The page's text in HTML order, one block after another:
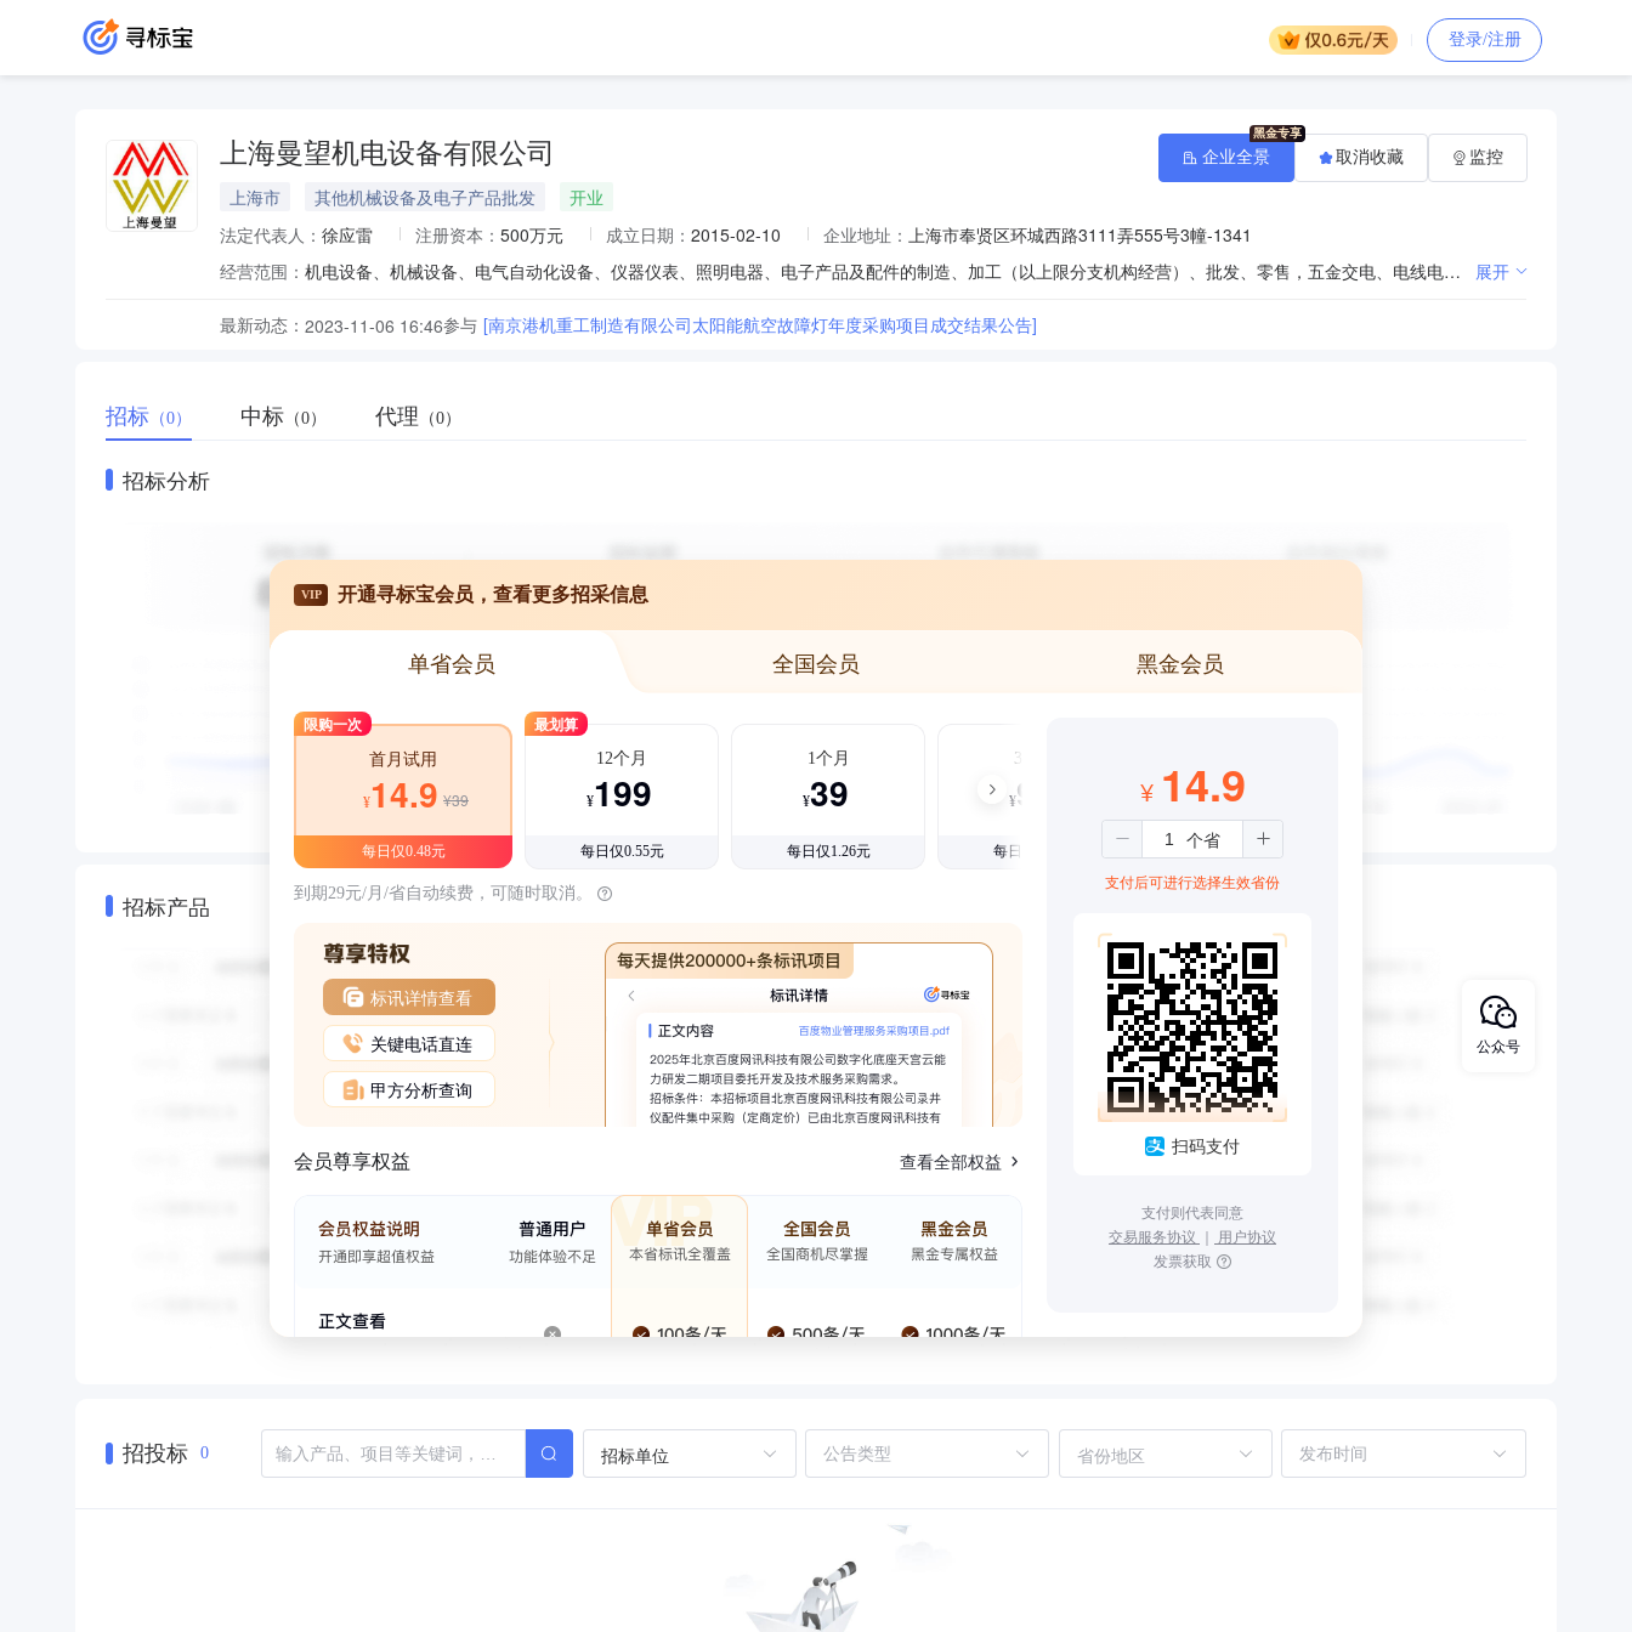
登录/注册
上海曼望机电设备有限公司
上海市 其他机械设备及电子产品批发
开业
法定代表人： 徐应雷 注册资本： 500万元 成立日期： 2015-02-10 企业地址： 上海市奉贤区环城西路3111弄555号3幢-1341
经营范围：
机电设备、机械设备、电气自动化设备、仪器仪表、照明电器、电子产品及配件的制造、加工（以上限分支机构经营）、批发、零售，五金交电、电线电缆的批发、零售，从事电子科技领域内的技术开发、技术咨询、技术转让、技术服务，从事货物进出口及技术进出口业务。 【依法须经批准的项目，经相关部门批准后方可开展经营活动】 展开
最新动态： 2023-11-06 16:46参与 [南京港机重工制造有限公司太阳能航空故障灯年度采购项目成交结果公告]
企业全景 取消收藏 监控
招标 （0） 中标 （0） 代理 （0）
招标分析
招标产品
VIP 开通寻标宝会员，查看更多招采信息
单省会员 全国会员 黑金会员
限购一次
首月试用
¥14.9 ¥39
每日仅0.48元
最划算
12个月
¥199
每日仅0.55元
1个月
¥39
每日仅1.26元
3个月
¥99
每日仅1.08元
到期29元/月/省自动续费，可随时取消。
标讯详情查看
关键电话直连
甲方分析查询
会员尊享权益 查看全部权益
¥ 14.9
支付后可进行选择生效省份
扫码支付
支付则代表同意
交易服务协议 ｜ 用户协议
发票获取
招投标 0 招标单位 省份地区
公众号